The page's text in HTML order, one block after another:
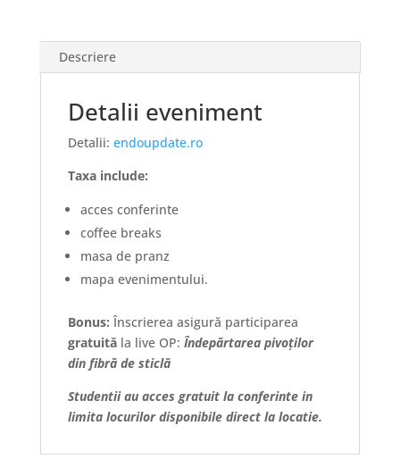
Descriere
Detalii eveniment
Detalii: endoupdate.ro
Taxa include:
acces conferinte
coffee breaks
masa de pranz
mapa evenimentului.
Bonus: Înscrierea asigură participarea
gratuităla live OP: Îndepărtarea pivoților
din fibră de sticlă
Studentii au acces gratuit la conferinte in
limita locurilor disponibile direct la locatie.